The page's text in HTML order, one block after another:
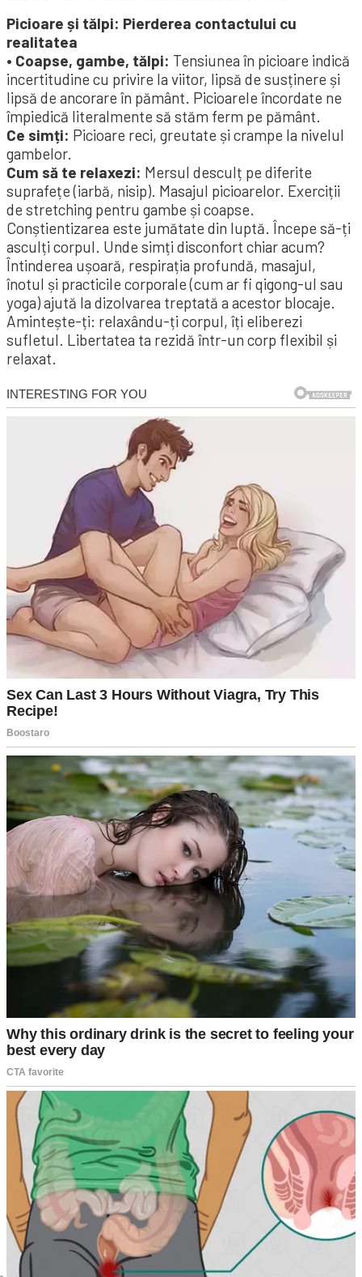
Picioare și tălpi: Pierderea contactului cu
realitatea
• Coapse, gambe, tălpi: Tensiunea în picioare indică
incertitudine cu privire la viitor, lipsă de susținere și
lipsă de ancorare în pământ. Picioarele încordate ne
împiedică literalmente să stăm ferm pe pământ.
Ce simți: Picioare reci, greutate și crampe la nivelul
gambelor.
Cum să te relaxezi: Mersul desculț pe diferite
suprafețe (iarbă, nisip). Masajul picioarelor. Exerciții
de stretching pentru gambe și coapse.
Conștientizarea este jumătate din luptă. Începe să-ți
asculți corpul. Unde simți disconfort chiar acum?
Întinderea ușoară, respirația profundă, masajul,
înotul și practicile corporale (cum ar fi qigong-ul sau
yoga) ajută la dizolvarea treptată a acestor blocaje.
Amintește-ți: relaxându-ți corpul, îți eliberezi
sufletul. Libertatea ta rezidă într-un corp flexibil și
relaxat.